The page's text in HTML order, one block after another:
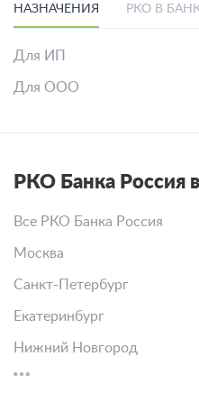
НАЗНАЧЕНИЯ РКО В
Для ИП
Для ООО
РКО Банка
Все РКО Банка Россия
Москва
Санкт-Петербург
Екатеринбург
Нижний Новгород